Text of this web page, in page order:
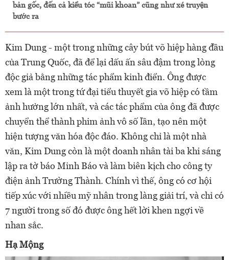
bản gốc, đến cả kiểu tóc “mũi khoan” cũng như xé truyện
bước ra
Kim Dung - một trong những cây bút võ hiệp hàng đầu
của Trung Quốc, đã để lại dấu ấn sâu đậm trong lòng
độc giả bằng những tác phẩm kinh điển. Ông được
xem là một trong tứ đại tiểu thuyết gia võ hiệp có tầm
ảnh hưởng lớn nhất, và các tác phẩm của ông đã được
chuyển thể thành phim ảnh vô số lần, tạo nên một
hiện tượng văn hóa độc đáo. Không chỉ là một nhà
văn, Kim Dung còn là một doanh nhân tài ba khi sáng
lập ra tờ báo Minh Báo và làm biên kịch cho công ty
điện ảnh Trường Thành. Chính vì thế, ông có cơ hội
tiếp xúc với nhiều mỹ nhân trong làng giải trí, và chỉ có
7 người trong số đó được ông hết lời khen ngợi về
nhan sắc.
Hạ Mộng